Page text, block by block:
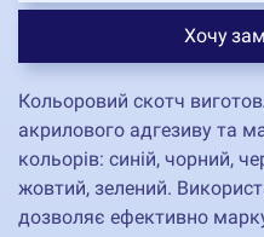
Хочу
Кольоровий скотч
акрилового адгезиву та
кольорів: синій, чорний,
жовтий, зелений.
дозволяє ефективно